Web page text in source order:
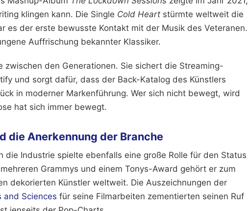
klingen kann. Die Single Cold Heart stürmte weltweit die
es der erste bewusste Kontakt mit der Musik des Veteranen.
Auffrischung bekannter Klassiker.
zwischen den Generationen. Sie sichert die Streaming-
und sorgt dafür, dass der Back-Katalog des Künstlers
in moderner Markenführung. Wer sich nicht bewegt, wird
hat sich immer bewegt.
die Anerkennung der Branche
die Industrie spielte ebenfalls eine große Rolle für den Status
Grammys und einem Tonys-Award gehört er zum
dekorierten Künstler weltweit. Die Auszeichnungen der
and Sciences für seine Filmarbeiten zementierten seinen Ruf